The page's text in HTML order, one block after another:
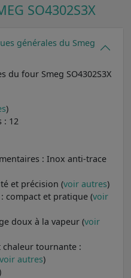
SO4302S3X
générales du Smeg
du four Smeg SO4302S3X
)
: 12
: Inox anti-trace
et précision (voir autres)
compact et pratique (voir
doux à la vapeur (voir
tournante :
voir autres)